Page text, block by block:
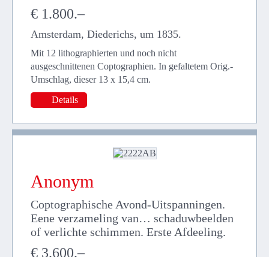
€ 1.800.–
Amsterdam, Diederichs, um 1835.
Mit 12 lithographierten und noch nicht
ausgeschnittenen Coptographien. In gefaltetem Orig.-
Umschlag, dieser 13 x 15,4 cm.
Details
Anonym
Coptographische Avond-Uitspanningen.
Eene verzameling van… schaduwbeelden
of verlichte schimmen. Erste Afdeeling.
€ 3.600.–